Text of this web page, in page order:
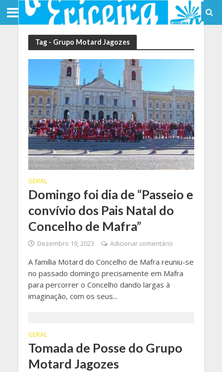
Tag - Grupo Motard Jagozes
GERAL
Domingo foi dia de “Passeio e
convívio dos Pais Natal do
Concelho de Mafra”
Dezembro 19, 2023 Adicionar comentário
A família Motard do Concelho de Mafra reuniu-se
no passado domingo precisamente em Mafra
para percorrer o Concelho dando largas à
imaginação, com os seus...
GERAL
Tomada de Posse do Grupo
Motard Jagozes